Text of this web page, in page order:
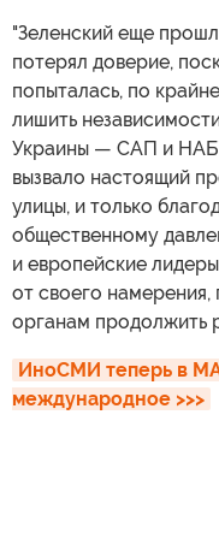
"Зеленский еще
потерял доверие,
попыталась, по
лишить
Украины — САП и
вызвало настоящий
улицы, и только
общественному
и европейские
от своего
органам продолжить
ИноСМИ теперь в
международное >>>